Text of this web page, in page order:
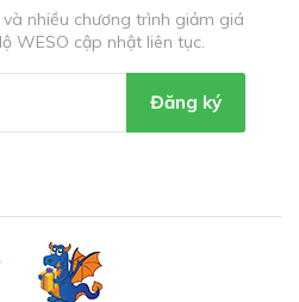
nhiều chương trình giảm giá
WESO cập nhật liên tục.
Đăng ký